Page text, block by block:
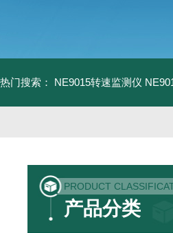
热门搜索： NE9015转速监测仪
PRODUCT
产品分类